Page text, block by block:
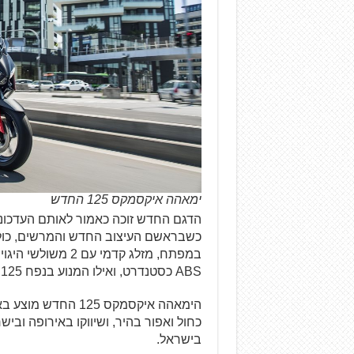
ימאהה איקסמקס 125 החדש
הדגם החדש זוכה כאמור לאותם
במפתח, מזלג
ABS כסטנדרט, ואילו המנוע בנפח 125 סמ"ק עודכן כך שיתאים
הימאהה איקסמקס
בישראל.